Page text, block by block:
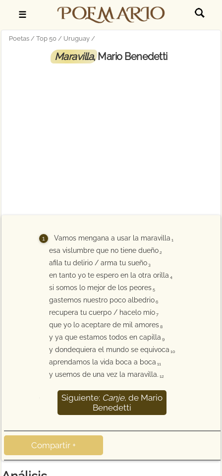
☰
Poetas Top 50 Uruguay
Maravilla, Mario Benedetti
Vamos mengana a usar la maravilla 1
esa vislumbre que no tiene dueño 2
afila tu delirio / arma tu sueño 3
en tanto yo te espero en la otra orilla 4
si somos lo mejor de los peores 5
gastemos nuestro poco albedrio 6
recupera tu cuerpo / hacelo mío 7
que yo lo aceptare de mil amores 8
y ya que estamos todos en capilla 9
y dondequiera el mundo se equivoca 10
aprendamos la vida boca a boca 11
y usemos de una vez la maravilla. 12
Siguiente: Canje, de Mario
Benedetti
Compartir +